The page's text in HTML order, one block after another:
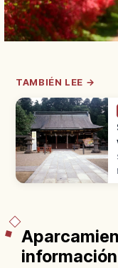
TAMBIÉN LEE →